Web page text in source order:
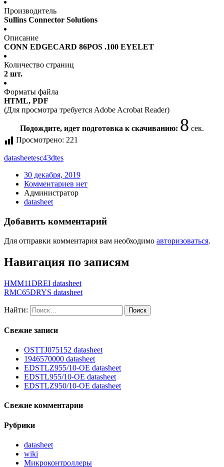
Производитель
Sullins Connector Solutions
Описание
CONN EDGECARD 86POS .100 EYELET
Количество страниц
2 шт.
Форматы файла
HTML, PDF
(Для просмотра требуется Adobe Acrobat Reader)
Подождите, идет подготовка к скачиванию: 8 сек.
Просмотрено: 221
datasheetesc43dtes
30 декабря, 2019
Комментариев нет
Администратор
datasheet
Добавить комментарий
Для отправки комментария вам необходимо авторизоваться.
Навигация по записям
HMM11DREI datasheet
RMC65DRYS datasheet
Найти:
Свежие записи
OSTTJ075152 datasheet
1946570000 datasheet
EDSTLZ955/10-OE datasheet
EDSTL955/10-OE datasheet
EDSTLZ950/10-OE datasheet
Свежие комментарии
Рубрики
datasheet
wiki
Микроконтроллеры